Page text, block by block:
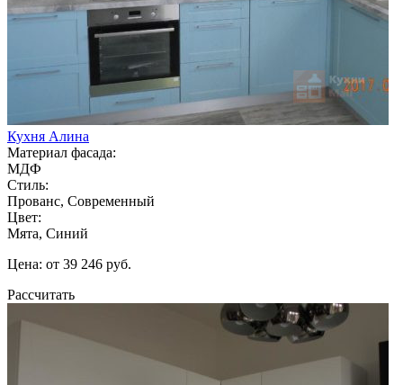
Кухня Алина
Материал фасада:
МДФ
Стиль:
Прованс, Современный
Цвет:
Мята, Синий
Цена: от 39 246 руб.
Рассчитать